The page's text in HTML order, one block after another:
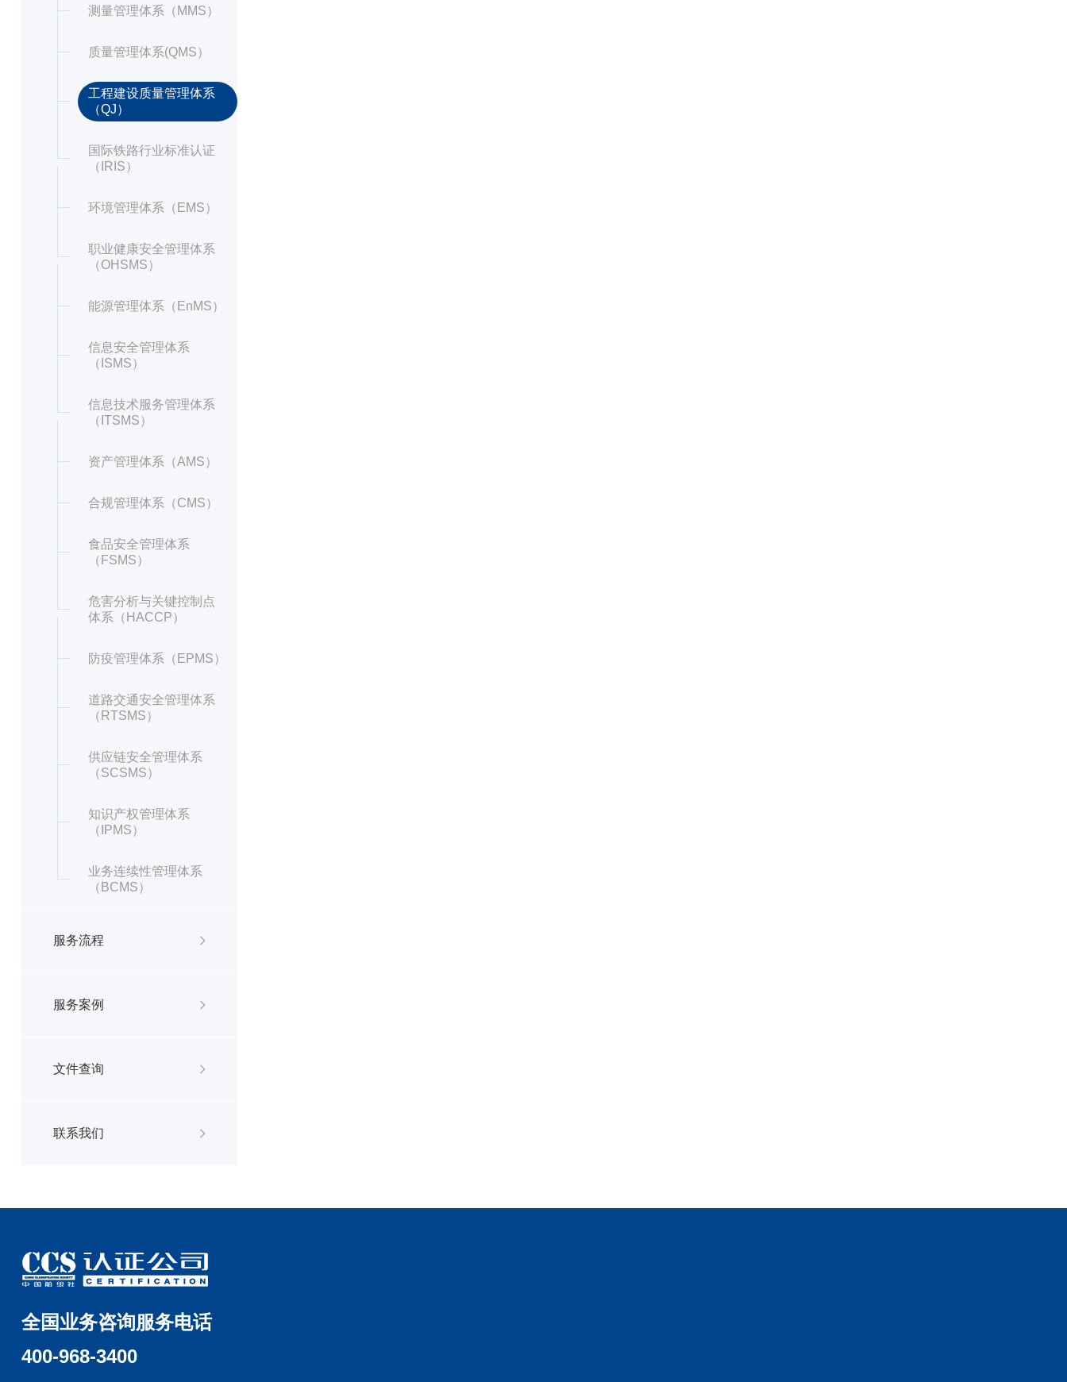
测量管理体系（MMS）
质量管理体系(QMS）
工程建设质量管理体系
（QJ）
国际铁路行业标准认证
（IRIS）
环境管理体系（EMS）
职业健康安全管理体系
（OHSMS）
能源管理体系（EnMS）
信息安全管理体系
（ISMS）
信息技术服务管理体系
（ITSMS）
资产管理体系（AMS）
合规管理体系（CMS）
食品安全管理体系
（FSMS）
危害分析与关键控制点
体系（HACCP）
防疫管理体系（EPMS）
道路交通安全管理体系
（RTSMS）
供应链安全管理体系
（SCSMS）
知识产权管理体系
（IPMS）
业务连续性管理体系
（BCMS）
服务流程
服务案例
文件查询
联系我们
全国业务咨询服务电话
400-968-3400